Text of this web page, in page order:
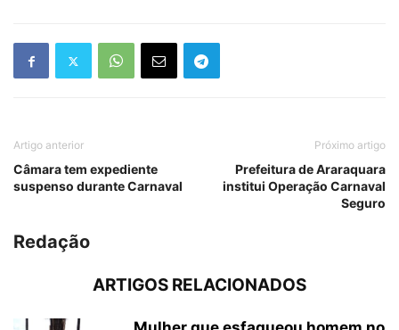
Artigo anterior
Câmara tem expediente
suspenso durante Carnaval
Próximo artigo
Prefeitura de Araraquara
institui Operação Carnaval
Seguro
Redação
ARTIGOS RELACIONADOS